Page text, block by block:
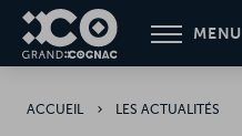
Aller
contenu
MENU
ACCUEIL LES ACTUALITÉS